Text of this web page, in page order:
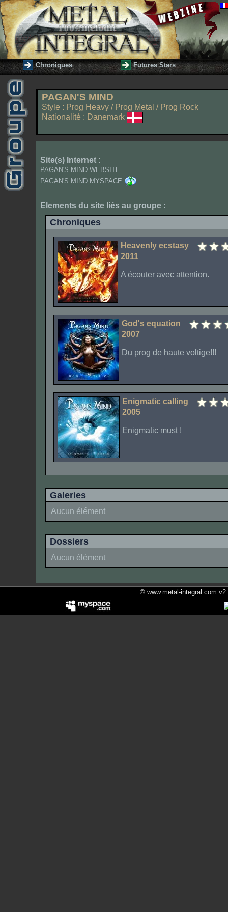
Chroniques Futures Stars
PAGAN'S MIND
Style : Prog Heavy / Prog Metal / Prog Rock
Nationalité : Danemark
Site(s) Internet :
PAGAN'S MIND WEBSITE
PAGAN'S MIND MYSPACE
Elements du site liés au groupe :
Chroniques
Heavenly ecstasy
2011
A écouter avec attention.
God's equation
2007
Du prog de haute voltige!!!
Enigmatic calling
2005
Enigmatic must !
Galeries
Aucun élément
Dossiers
Aucun élément
© www.metal-integral.com